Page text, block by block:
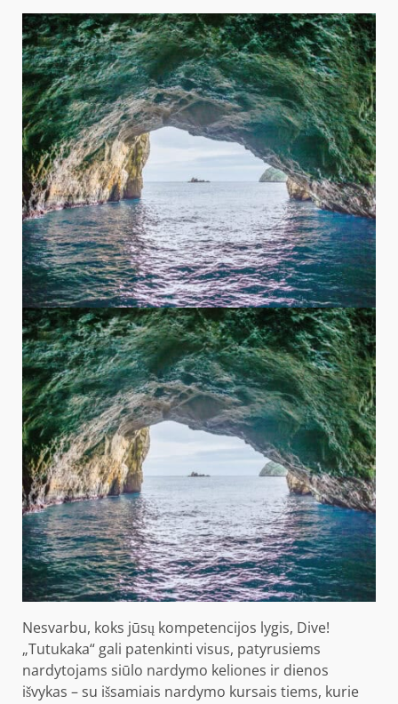
Nesvarbu, koks jūsų kompetencijos lygis, Dive!
„Tutukaka“ gali patenkinti visus, patyrusiems
nardytojams siūlo nardymo keliones ir dienos
išvykas – su išsamiais nardymo kursais tiems, kurie